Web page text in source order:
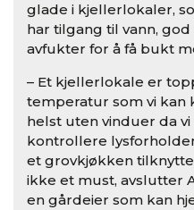
glade i kjellerlokaler,
har tilgang til vann,
avfukter for å få bukt
– Et kjellerlokale er
temperatur som vi
helst uten vinduer da
kontrollere
et grovkjøkken
ikke et must, avslutter
en gårdeier som kan